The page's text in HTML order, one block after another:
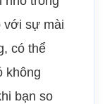
với sự mài
có thể
không
bạn so